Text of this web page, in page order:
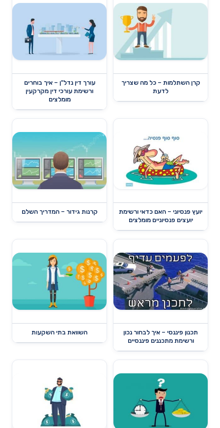
קרן השתלמות – כל מה שצריך
לדעת
עורך דין נדל"ן – איך בוחרים
ורשימת עורכי דין מקרקעין
מומלצים
יועץ פנסיוני – האם כדאי ורשימת
יועצים פנסיוניים מומלצים
קרנות גידור – המדריך השלם
תכנון פיננסי – איך לבחור נכון
ורשימת מתכננים פיננסיים
השוואת בתי השקעות